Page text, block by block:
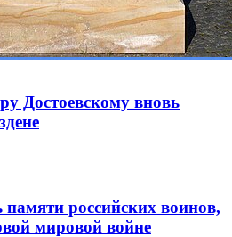
Достоевскому вновь
памяти российских воинов,
мировой войне